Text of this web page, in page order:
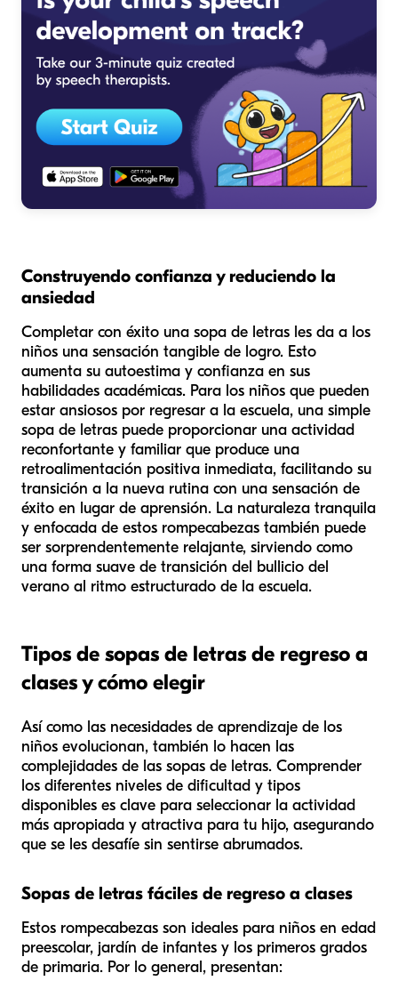
Construyendo confianza y reduciendo la
ansiedad
Completar con éxito una sopa de letras les da a los
niños una sensación tangible de logro. Esto
aumenta su autoestima y confianza en sus
habilidades académicas. Para los niños que pueden
estar ansiosos por regresar a la escuela, una simple
sopa de letras puede proporcionar una actividad
reconfortante y familiar que produce una
retroalimentación positiva inmediata, facilitando su
transición a la nueva rutina con una sensación de
éxito en lugar de aprensión. La naturaleza tranquila
y enfocada de estos rompecabezas también puede
ser sorprendentemente relajante, sirviendo como
una forma suave de transición del bullicio del
verano al ritmo estructurado de la escuela.
Tipos de sopas de letras de regreso a
clases y cómo elegir
Así como las necesidades de aprendizaje de los
niños evolucionan, también lo hacen las
complejidades de las sopas de letras. Comprender
los diferentes niveles de dificultad y tipos
disponibles es clave para seleccionar la actividad
más apropiada y atractiva para tu hijo, asegurando
que se les desafíe sin sentirse abrumados.
Sopas de letras fáciles de regreso a clases
Estos rompecabezas son ideales para niños en edad
preescolar, jardín de infantes y los primeros grados
de primaria. Por lo general, presentan: